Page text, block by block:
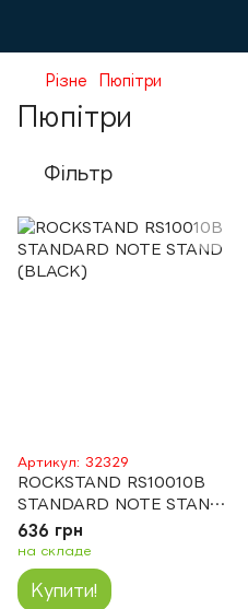
Різне Пюпітри
Пюпітри
Фільтр
Артикул: 32329
ROCKSTAND RS10010B
STANDARD NOTE STAND
(BLACK)
636 грн
на складе
Купити!